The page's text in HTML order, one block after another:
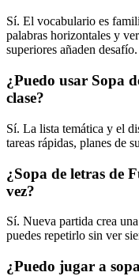
Sí. El vocabulario es
palabras horizontales y
superiores añaden desafío.
¿Puedo usar Sopa
clase?
Sí. La lista temática y el
tareas rápidas, planes de
¿Sopa de letras de
vez?
Sí. Nueva partida crea
puedes repetirlo sin ver
¿Puedo jugar a